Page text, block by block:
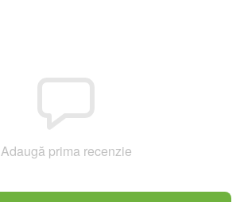
Adaugă prima recenzie